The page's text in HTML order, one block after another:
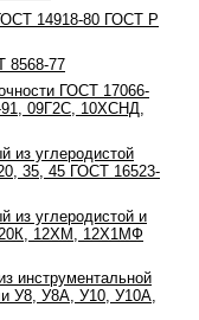
14918-80 ГОСТ Р
8568-77
ГОСТ 17066-
91, 09Г2С, 10ХСНД,
из углеродистой
35, 45 ГОСТ 16523-
из углеродистой и
20К, 12ХМ, 12Х1МФ
инструментальной
У8, У8А, У10, У10А,